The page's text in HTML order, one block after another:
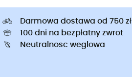
Darmowa dostawa od 750 zł
100 dni na bezpłatny zwrot
Neutralnosc weglowa